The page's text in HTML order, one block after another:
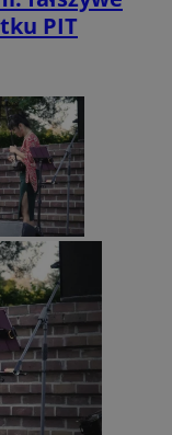
PIT